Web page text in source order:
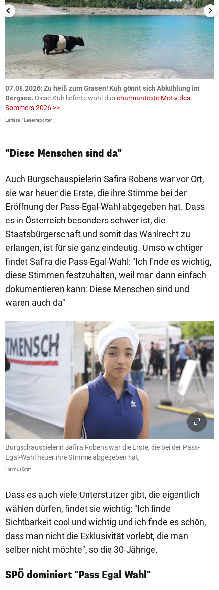
07.08.2026: Zu heiß zum Grasen! Kuh gönnt sich Abkühlung im
Bergsee. Diese Kuh lieferte wohl dascharmanteste Motiv des
Sommers 2026 >>
Larissa / Leserreporter
"Diese Menschen sind da"
Auch Burgschauspielerin Safira Robens war vor Ort,
sie war heuer die Erste, die ihre Stimme bei der
Eröffnung der Pass-Egal-Wahl abgegeben hat. Dass
es in Österreich besonders schwer ist, die
Staatsbürgerschaft und somit das Wahlrecht zu
erlangen, ist für sie ganz eindeutig. Umso wichtiger
findet Safira die Pass-Egal-Wahl: "Ich finde es wichtig,
diese Stimmen festzuhalten, weil man dann einfach
dokumentieren kann: Diese Menschen sind und
waren auch da".
Burgschauspielerin Safira Robens war die Erste, die bei der Pass-
Egal-Wahl heuer ihre Stimme abgegeben hat,
Helmut Graf
Dass es auch viele Unterstützer gibt, die eigentlich
wählen dürfen, findet sie wichtig: "Ich finde
Sichtbarkeit cool und wichtig und ich finde es schön,
dass man nicht die Exklusivität vorlebt, die man
selber nicht möchte", so die 30-Jährige.
SPÖ dominiert "Pass Egal Wahl"